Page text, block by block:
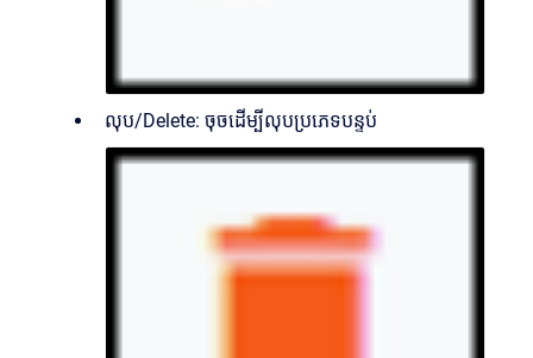
លុប/Delete: ចុចដើម្បីលុបប្រភេទបន្ទប់